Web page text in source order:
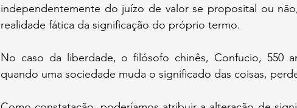
independentemente do juízo de valor se proposital ou
realidade fática da significação do próprio termo.
No caso da liberdade, o filósofo chinês, Confucio, 550
quando uma sociedade muda o significado das coisas,